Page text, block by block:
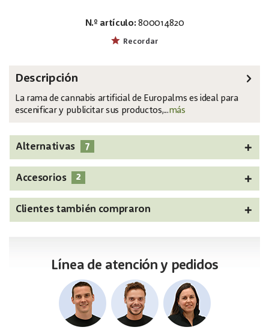
N.º artículo: 800014820
Recordar
Descripción
La rama de cannabis artificial de Europalms es ideal para
escenificar y publicitar sus productos,...más
Alternativas 7
Accesorios 2
Clientes también compraron
Línea de atención y pedidos